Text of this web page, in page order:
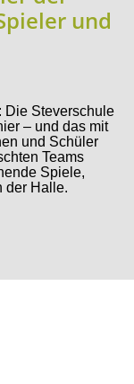
und
Die Steverschule
– und das mit
und Schüler
Teams
Spiele,
der Halle.